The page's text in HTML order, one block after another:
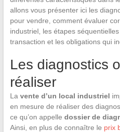
allons vous présenter ici les
pour vendre, comment évaluer
industriel, les étapes
transaction et les obligations qui
Les diagnostics
réaliser
La vente d’un local industriel
en mesure de réaliser des
ce qu’on appelle dossier de
Ainsi, en plus de connaître le prix